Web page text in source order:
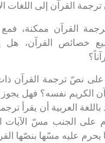
ترجمة القرآن إلى اللغات
القرآن ممكنة،
خصائص القرآن، هل
نصّ ترجمة القرآن
الكريم نفسه؟ فهل
العربية أن يقرأ
على الجنب مسّ الآيات
يحرم عليه مسّها بنصّها